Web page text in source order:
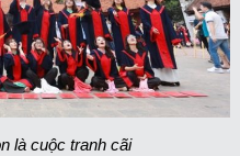
là cuộc tranh cãi